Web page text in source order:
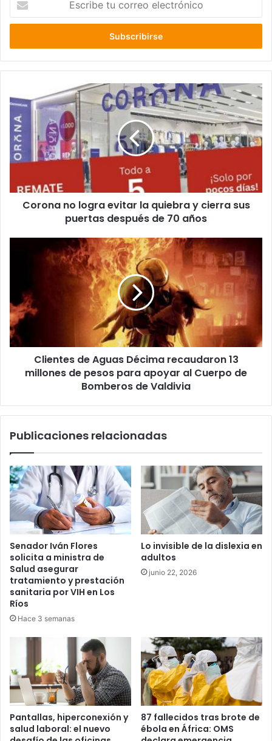
correo
no
logra
evitar
la
quiebra
y
sus
puertas
Corona no logra evitar la quiebra y cierra sus
puertas después de 70 años
recaudaron
13
millones
de
pesos
apoyar
de
de
Clientes de Aguas Décima recaudaron 13
millones de pesos para apoyar al Cuerpo de
Bomberos de Valdivia
Publicaciones relacionadas
Senador Iván Flores
solicita a ministra de
Salud asegurar
tratamiento y prestación
sanitaria por VIH en Los
Ríos
Hace 3 semanas
Lo invisible de la dislexia en
adultos
junio 22, 2026
Pantallas, hiperconexión y
salud laboral: el nuevo
87 fallecidos tras brote de
ébola en África: OMS